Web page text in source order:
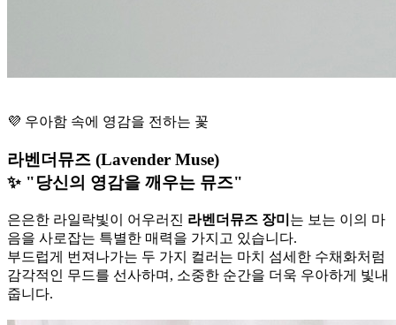
💜 우아함 속에 영감을 전하는 꽃
라벤더뮤즈 (Lavender Muse)
✨ "당신의 영감을 깨우는 뮤즈"
은은한 라일락빛이 어우러진 라벤더뮤즈 장미 는 보는 이의 마
음을 사로잡는 특별한 매력을 가지고 있습니다.
부드럽게 번져나가는 두 가지 컬러는 마치 섬세한 수채화처럼
감각적인 무드를 선사하며, 소중한 순간을 더욱 우아하게 빛내
줍니다.